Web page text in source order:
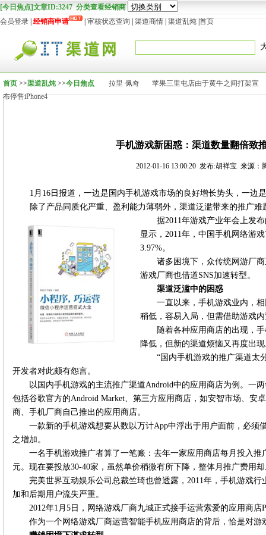
[今日焦点]文章ID:3247 分类查看经销商
会员登录 经销商申请 审核状态查询 渠道商情 渠道乱炖 首页
首页 >>渠道乱炖>>今日焦点 拉里·佩奇
苹果三里屯店由于黄牛之间打架宣
布停售iPhone4
手机游戏新困惑：渠道数量翻倍致
2012-01-16 13:00:20 发布:胡祥宝 来源：
1月16日报道，一边是国内手机游戏市场的良好增长势头，一边
除了产品同质化严重、盈利能力薄弱外，渠道泛滥带来的推广
据2011年游戏产业年会上发
显示，2011年，中国手机网络游
3.97%。
诸多困境下，众传统网游厂
游戏厂商也借道SNS加速转型。
渠道泛滥中的困惑
一直以来，手机游戏业内，
稍低，容易入局，但需借助游戏
随着各种应用商店的出现，
降低，但新的渠道烦恼又再度出
“国内手机游戏的推广渠道太
开发者对此颇有怨言。
以国内手机游戏的主流推广渠道Android中的应用商店为例。一
包括谷歌官方的Android Market、第三方应用商店，如安智市场、安
商、手机厂商自己推出的应用商店。
一款新的手机游戏想要从数以万计App中浮出于用户面前，必须
之增加。
一名手机游戏推广者算了一笔账：去年一家应用商店每月投入推
元。现在要投放30-40家，虽然单价稍微有所下降，整体月推广费用
完美世界互动娱乐公司总裁竺琦也曾透露，2011年，手机游戏
加和后期用户流失严重。
2012年1月5日，网络游戏厂商九城正式接手运营索爱的应用商
作为一个网络游戏厂商运营智能手机应用商店的背后，恰是对游